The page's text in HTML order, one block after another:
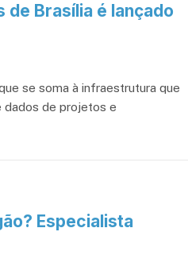
de Brasília é lançado
se soma à infraestrutura que
dados de projetos e
Especialista